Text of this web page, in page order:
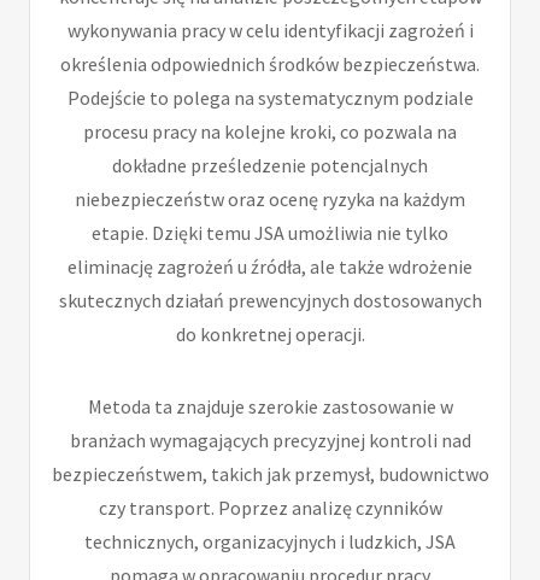
wykonywania pracy w celu identyfikacji zagrożeń i
określenia odpowiednich środków bezpieczeństwa.
Podejście to polega na systematycznym podziale
procesu pracy na kolejne kroki, co pozwala na
dokładne prześledzenie potencjalnych
niebezpieczeństw oraz ocenę ryzyka na każdym
etapie. Dzięki temu JSA umożliwia nie tylko
eliminację zagrożeń u źródła, ale także wdrożenie
skutecznych działań prewencyjnych dostosowanych
do konkretnej operacji.
Metoda ta znajduje szerokie zastosowanie w
branżach wymagających precyzyjnej kontroli nad
bezpieczeństwem, takich jak przemysł, budownictwo
czy transport. Poprzez analizę czynników
technicznych, organizacyjnych i ludzkich, JSA
pomaga w opracowaniu procedur pracy